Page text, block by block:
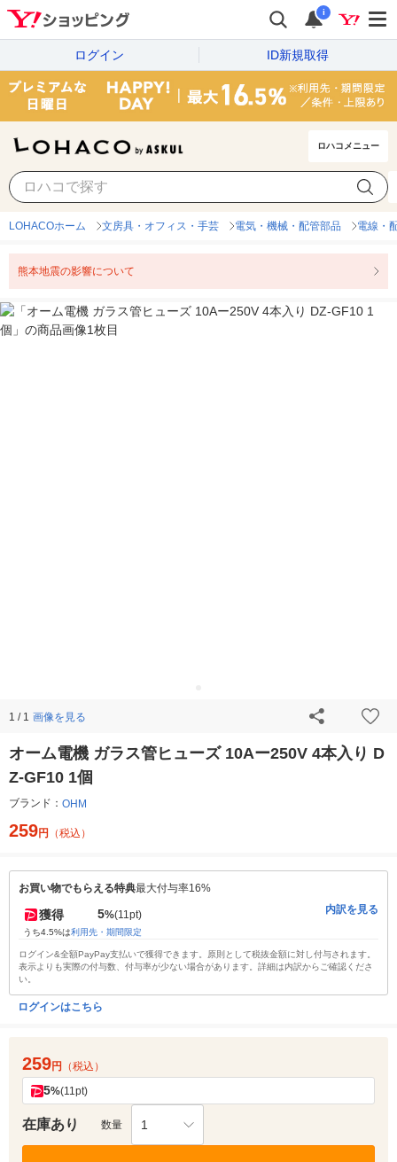
i
ログイン ID新規取得
ロハコメニュー
LOHACOホーム 文房具・オフィス・手芸 電気・機械・配管部品 電線・
熊本地震の影響について
1 / 1 画像を見る
オーム電機 ガラス管ヒューズ 10Aー250V 4本入り D
Z-GF10 1個
ブランド： OHM
259円 （税込）
お買い物でもらえる特典最大付与率16%
獲得 5%(11pt)
うち4.5%は利用先・期間限定
内訳を見る
ログイン&全額PayPay支払いで獲得できます。原則として税抜金額に対し付与されます。
表示よりも実際の付与数、付与率が少ない場合があります。詳細は内訳からご確認くださ
い。
ログインはこちら
259円 （税込）
5%(11pt)
在庫あり 数量 1